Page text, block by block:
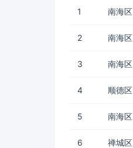
1 南海区
2 南海区
3 南海区
4 顺德区
5 南海区
6 禅城区